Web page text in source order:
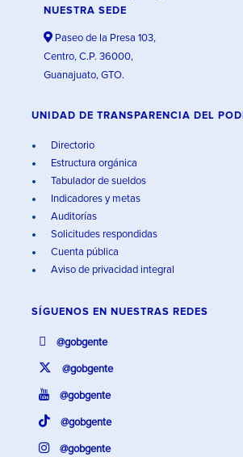
NUESTRA SEDE
Paseo de la Presa 103,
Centro, C.P. 36000,
Guanajuato, GTO.
UNIDAD DE TRANSPARENCIA DEL
Directorio
Estructura orgánica
Tabulador de sueldos
Indicadores y metas
Auditorías
Solicitudes respondidas
Cuenta pública
Aviso de privacidad integral
SÍGUENOS EN NUESTRAS REDES
@gobgente
@gobgente
@gobgente
@gobgente
@gobgente